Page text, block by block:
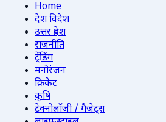
Home
देश विदेश
उत्तर प्रदेश
राजनीति
ट्रेंडिंग
मनोरंजन
क्रिकेट
कृषि
टेक्नोलॉजी / गैजेट्स